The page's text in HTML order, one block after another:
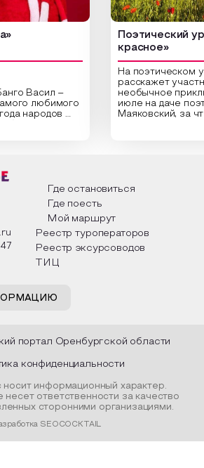
Васил –
любимого
народов
новый год в
какие
на удачу и
схожи и
Кто такой
он пришел, как
уголках
елочные
Поэтический
красное»
На поэтическом
расскажет
необычное
июле на даче
Маяковский, за
Твардовского и
каждой строчке
восхищение
яркому времени
Где остановиться
Где поесть
Мой маршрут
Реестр туроператоров
Реестр эксурсоводов
ТИЦ
портал Оренбургской области
конфиденциальности
носит информационный характер.
несет ответственности за качество
сторонними организациями.
SEOCOCKTAIL